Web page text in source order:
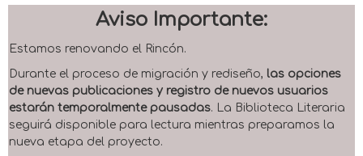
Aviso Importante:
Estamos renovando el Rincón.
Durante el proceso de migración y rediseño, las opciones
de nuevas publicaciones y registro de nuevos usuarios
estarán temporalmente pausadas. La Biblioteca Literaria
seguirá disponible para lectura mientras preparamos la
nueva etapa del proyecto.